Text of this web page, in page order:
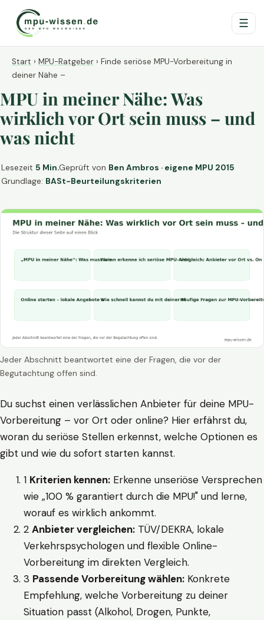
☰
Start › MPU-Ratgeber › Finde seriöse MPU-Vorbereitung in
deiner Nähe –
MPU in meiner Nähe: Was
wirklich vor Ort sein muss – und
was nicht
Lesezeit 5 Min.Geprüft von Ben Ambros · eigene MPU 2015
Grundlage: BASt-Beurteilungskriterien
Jeder Abschnitt beantwortet eine der Fragen, die vor der
Begutachtung offen sind.
Du suchst einen verlässlichen Anbieter für deine MPU-
Vorbereitung – vor Ort oder online? Hier erfährst du,
woran du seriöse Stellen erkennst, welche Optionen es
gibt und wie du sofort starten kannst.
1 Kriterien kennen: Erkenne unseriöse Versprechen
wie „100 % garantiert durch die MPU!" und lerne,
worauf es wirklich ankommt.
2 Anbieter vergleichen: TÜV/DEKRA, lokale
Verkehrspsychologen und flexible Online-
Vorbereitung im direkten Vergleich.
3 Passende Vorbereitung wählen: Konkrete
Empfehlung, welche Vorbereitung zu deiner
Situation passt (Alkohol, Drogen, Punkte,